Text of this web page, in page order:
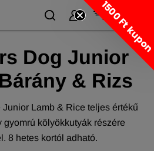
Dog Junior
& Rizs
Lamb & Rice teljes értékű
kölyökkutyák részére
8 hetes kortól adható.
1500 Ft